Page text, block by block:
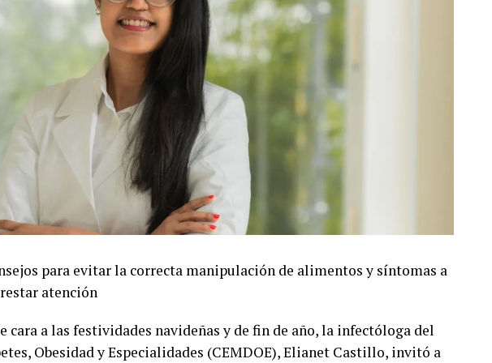
para evitar la correcta manipulación de alimentos y síntomas a
atención
cara a las festividades navideñas y de fin de año, la infectóloga del
Obesidad y Especialidades (CEMDOE), Elianet Castillo, invitó a